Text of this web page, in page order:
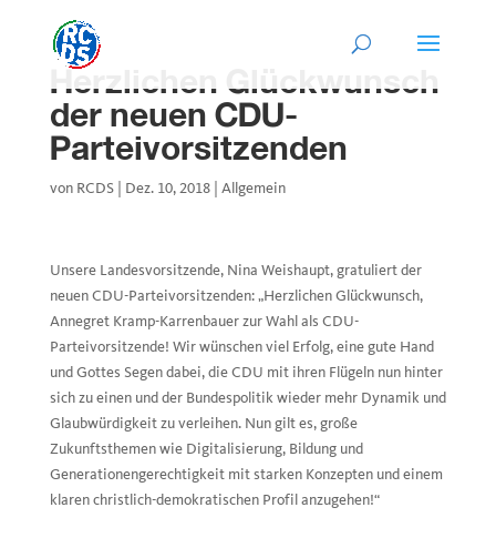
Herzlichen Glückwunsch
der neuen CDU-
Parteivorsitzenden
von RCDS| Dez. 10, 2018| Allgemein
Unsere Landesvorsitzende, Nina Weishaupt, gratuliert der
neuen CDU-Parteivorsitzenden: „Herzlichen Glückwunsch,
Annegret Kramp-Karrenbauer zur Wahl als CDU-
Parteivorsitzende! Wir wünschen viel Erfolg, eine gute Hand
und Gottes Segen dabei, die CDU mit ihren Flügeln nun hinter
sich zu einen und der Bundespolitik wieder mehr Dynamik und
Glaubwürdigkeit zu verleihen. Nun gilt es, große
Zukunftsthemen wie Digitalisierung, Bildung und
Generationengerechtigkeit mit starken Konzepten und einem
klaren christlich-demokratischen Profil anzugehen!“